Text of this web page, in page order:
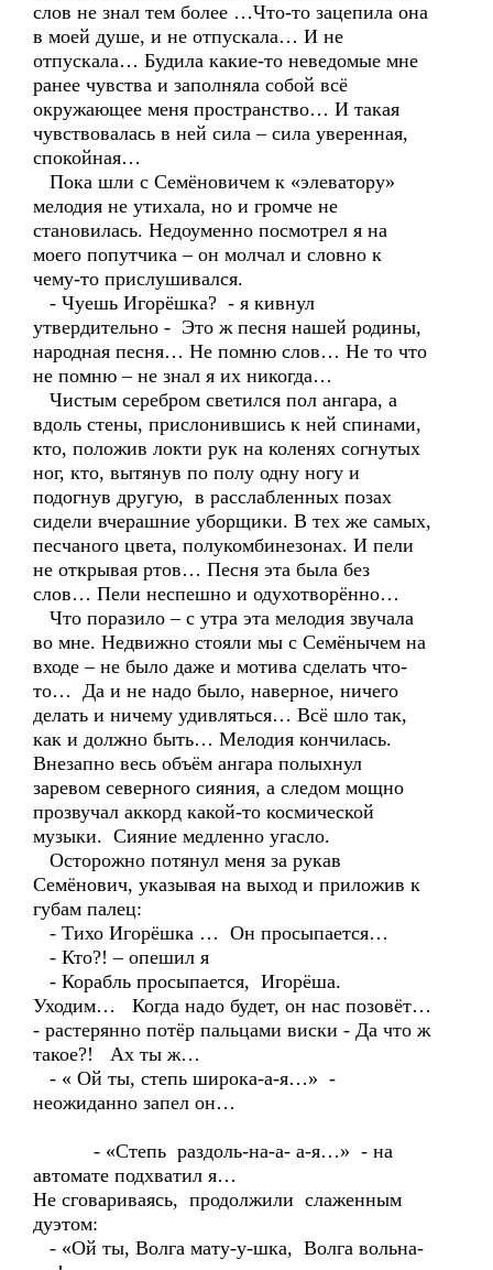
слов не знал тем более …Что-то зацепила она
в моей душе, и не отпускала… И не
отпускала… Будила какие-то неведомые мне
ранее чувства и заполняла собой всё
окружающее меня пространство… И такая
чувствовалась в ней сила – сила уверенная,
спокойная…
Пока шли с Семёновичем к «элеватору»
мелодия не утихала, но и громче не
становилась. Недоуменно посмотрел я на
моего попутчика – он молчал и словно к
чему-то прислушивался.
- Чуешь Игорёшка? - я кивнул
утвердительно - Это ж песня нашей родины,
народная песня… Не помню слов… Не то что
не помню – не знал я их никогда…
Чистым серебром светился пол ангара, а
вдоль стены, прислонившись к ней спинами,
кто, положив локти рук на коленях согнутых
ног, кто, вытянув по полу одну ногу и
подогнув другую, в расслабленных позах
сидели вчерашние уборщики. В тех же самых,
песчаного цвета, полукомбинезонах. И пели
не открывая ртов… Песня эта была без
слов… Пели неспешно и одухотворённо…
Что поразило – с утра эта мелодия звучала
во мне. Недвижно стояли мы с Семёнычем на
входе – не было даже и мотива сделать что-
то… Да и не надо было, наверное, ничего
делать и ничему удивляться… Всё шло так,
как и должно быть… Мелодия кончилась.
Внезапно весь объём ангара полыхнул
заревом северного сияния, а следом мощно
прозвучал аккорд какой-то космической
музыки. Сияние медленно угасло.
Осторожно потянул меня за рукав
Семёнович, указывая на выход и приложив к
губам палец:
- Тихо Игорёшка … Он просыпается…
- Кто?! – опешил я
- Корабль просыпается, Игорёша.
Уходим… Когда надо будет, он нас позовёт…
- растерянно потёр пальцами виски - Да что ж
такое?! Ах ты ж…
- « Ой ты, степь широка-а-я…» -
неожиданно запел он…
- «Степь раздоль-на-а- а-я…» - на
автомате подхватил я…
Не сговариваясь, продолжили слаженным
дуэтом:
- «Ой ты, Волга мату-у-шка, Волга вольна-